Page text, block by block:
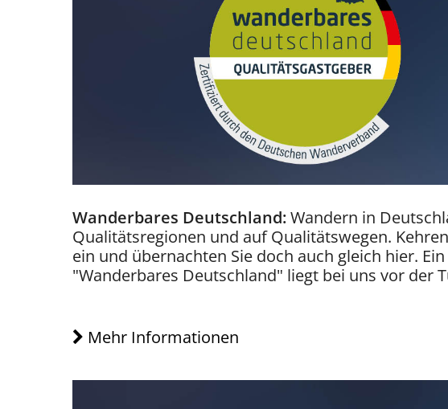
Wanderbares Deutschland:Wandern in
Qualitätsregionen und auf Qualitätswegen.
ein und übernachten Sie doch auch gleich hier. Ein
"Wanderbares Deutschland" liegt bei uns vor der
Mehr Informationen